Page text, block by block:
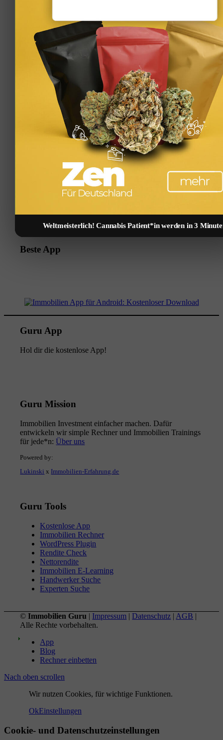
Teilen auf Reddit
Per E-Mail teilen
https://immobilienguru.one/wp-
content/uploads/2024/05/kapitalanlage-zinshaus-grosstadt-
auswahl-bezirk-drohne-luftaufnahme-berlin-hausfront-
hausreihe.jpg
W_kinski
https://immobilienguru.one/wp-
content/uploads/2023/03/ImmoGuru-logo-immobilien-
finanzen-tools-rechner-kostenlos-vermoegen-
kapitalanlage-geld-verdienen.svg W_kinski2026-02-12
2026-02-12 15:12:44Immobilie als
Kapitalanlage: Rendite, Steuern und Finanzierung im
Immobilien App
Beste App
Guru App
Hol dir die kostenlose App!
Guru Mission
Immobilien Investment einfacher machen. Dafür
entwickeln wir simple Rechner und Immobilien Trainings
für jede*n:Über uns
Powered by:
Lukinski x Immobilien-Erfahrung.de
Guru Tools
Kostenlose App
Immobilien Rechner
WordPress Plugin
Rendite Check
Nettorendite
Immobilien E-Learning
Handwerker Suche
Experten Suche
©Immobilien Guru | Impressum | Datenschutz | AGB |
Alle Rechte vorbehalten.
App
Blog
Rechner einbetten
Nach oben scrollen
Wir nutzen Cookies, für wichtige Funktionen.
OkEinstellungen
Cookie- und Datenschutzeinstellungen
Weltmeisterlich! Cannabis Patient*in werden in 3